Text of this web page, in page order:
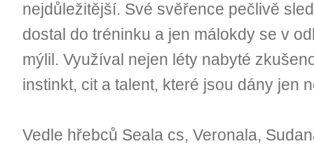
nejdůležitější. Své svěřence pečlivě
dostal do tréninku a jen málokdy se v
mýlil. Využíval nejen léty nabyté
instinkt, cit a talent, které jsou dány jen
Vedle hřebců Seala cs, Veronala,